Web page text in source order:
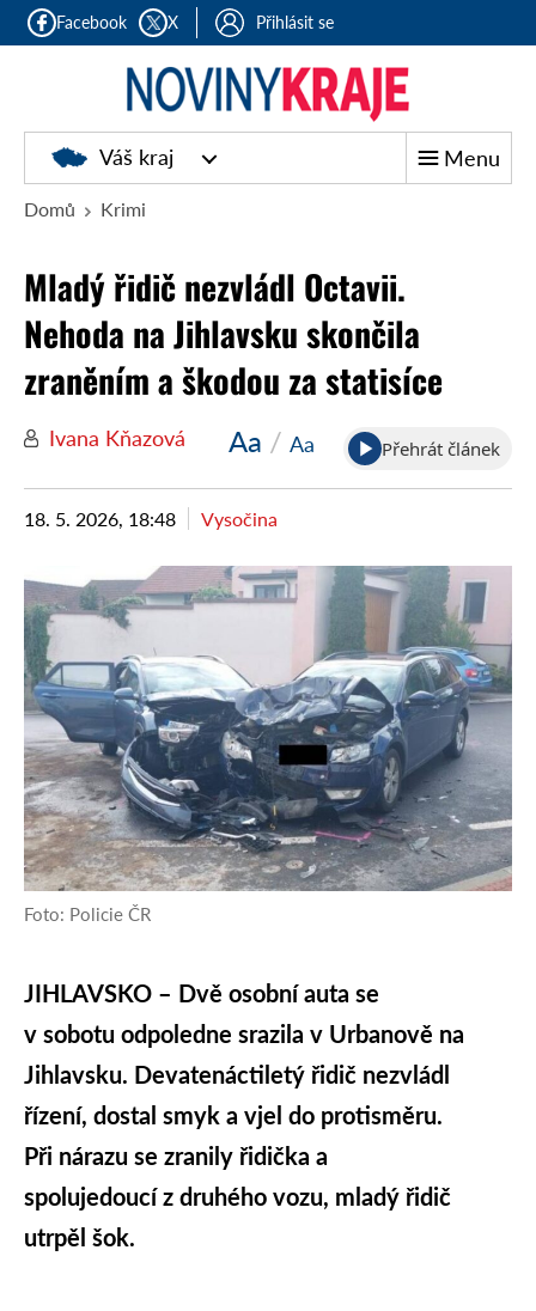
Facebook X Přihlásit se
Noviny
kraje
Váš kraj Menu
Domů Krimi
Mladý řidič nezvládl Octavii.
Nehoda na Jihlavsku skončila
zraněním a škodou za statisíce
Ivana Kňazová Aa / Aa Přehrát článek
18. 5. 2026, 18:48 Vysočina
Foto: Policie ČR
JIHLAVSKO – Dvě osobní auta se
v sobotu odpoledne srazila v Urbanově na
Jihlavsku. Devatenáctiletý řidič nezvládl
řízení, dostal smyk a vjel do protisměru.
Při nárazu se zranily řidička a
spolujedoucí z druhého vozu, mladý řidič
utrpěl šok.